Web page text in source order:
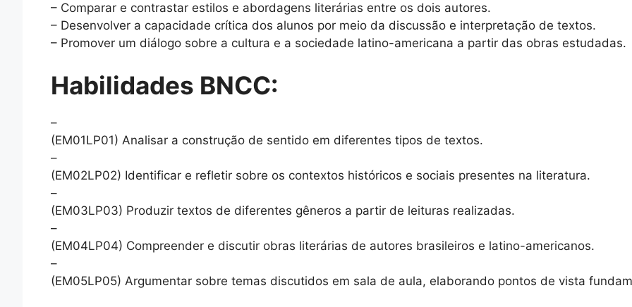
– Comparar e contrastar estilos e abordagens literárias entre os dois autores.
– Desenvolver a capacidade crítica dos alunos por meio da discussão e interpretação de textos.
– Promover um diálogo sobre a cultura e a sociedade latino-americana a partir das obras estudadas.
Habilidades BNCC:
–
(EM01LP01) Analisar a construção de sentido em diferentes tipos de textos.
–
(EM02LP02) Identificar e refletir sobre os contextos históricos e sociais presentes na literatura.
–
(EM03LP03) Produzir textos de diferentes gêneros a partir de leituras realizadas.
–
(EM04LP04) Compreender e discutir obras literárias de autores brasileiros e latino-americanos.
–
(EM05LP05) Argumentar sobre temas discutidos em sala de aula, elaborando pontos de vista